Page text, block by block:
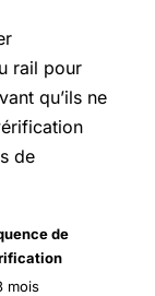
rail pour
qu’ils ne
de
de
mois